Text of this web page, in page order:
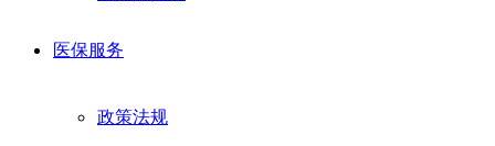
医保服务
政策法规